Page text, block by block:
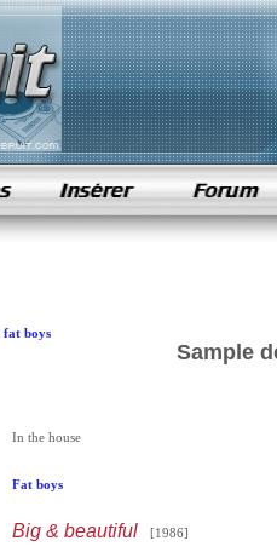
fat boys
Sample
In the house
Fat boys
Big & beautiful [1986]